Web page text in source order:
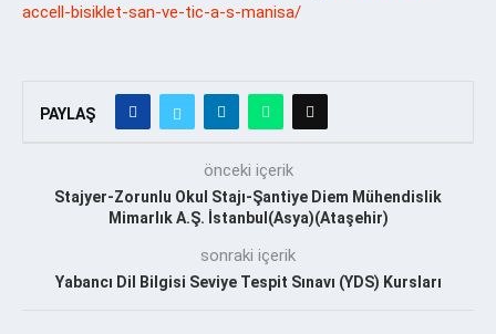
accell-bisiklet-san-ve-tic-a-s-manisa/
PAYLAŞ
önceki içerik
Stajyer-Zorunlu Okul Stajı-Şantiye Diem Mühendislik
Mimarlık A.Ş. İstanbul(Asya)(Ataşehir)
sonraki içerik
Yabancı Dil Bilgisi Seviye Tespit Sınavı (YDS) Kursları